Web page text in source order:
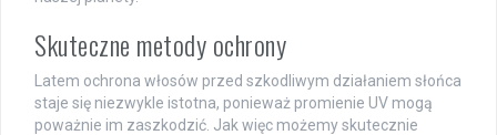
Skuteczne metody ochrony
Latem ochrona włosów przed szkodliwym działaniem słońca
staje się niezwykle istotna, ponieważ promienie UV mogą
poważnie im zaszkodzić. Jak więc możemy skutecznie